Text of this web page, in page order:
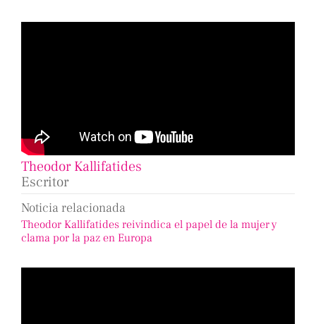
Theodor Kallifatides
Escritor
Noticia relacionada
Theodor Kallifatides reivindica el papel de la mujer y
clama por la paz en Europa